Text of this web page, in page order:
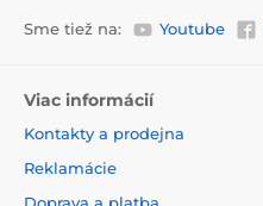
Sme tiež na: Youtube
Viac informácií
Kontakty a prodejna
Reklamácie